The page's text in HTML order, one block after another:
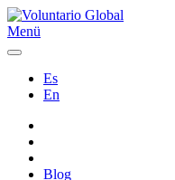
Menü
Es
En
Blog